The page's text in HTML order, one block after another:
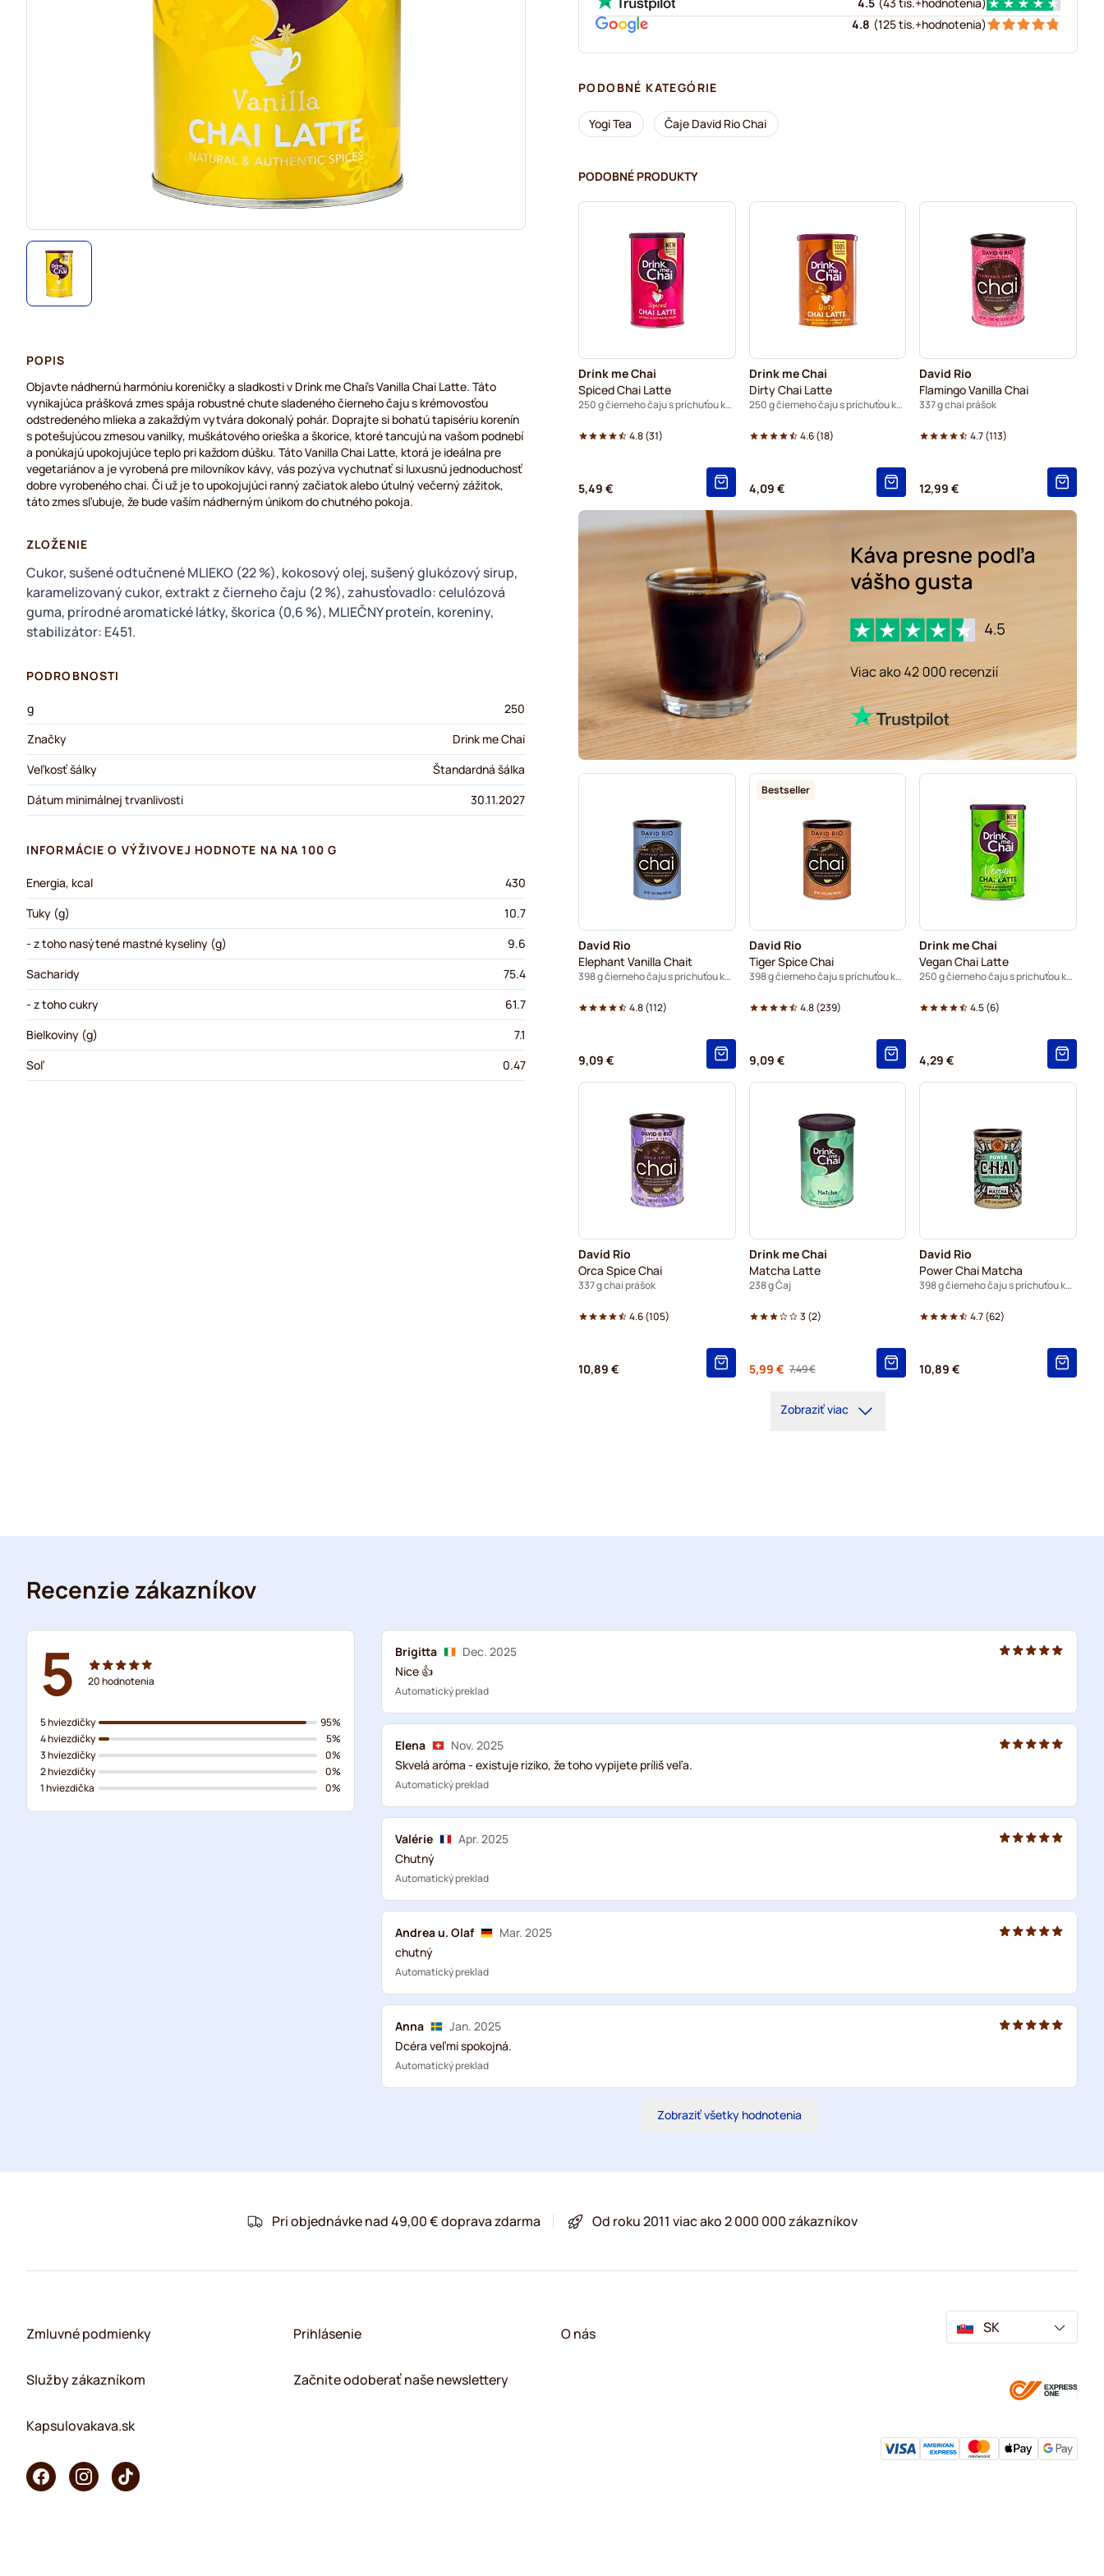
4.8 (125 tis.+hodnotenia)
PODOBNÉ KATEGÓRIE
Yogi Tea Čaje David Rio Chai
PODOBNÉ PRODUKTY
Drink me Chai
Spiced Chai Latte
250 g čierneho čaju s príchuťou korenín
4.8(31)
5,49 €
Drink me Chai
Dirty Chai Latte
250 g čierneho čaju s príchuťou korenín
4.6(18)
4,09 €
David Rio
Flamingo Vanilla Chai
337 g chai prášok
4.7(113)
12,99 €
David Rio
Elephant Vanilla Chait
398 g čierneho čaju s príchuťou korenín
4.8(112)
9,09 €
Bestseller
David Rio
Tiger Spice Chai
398 g čierneho čaju s príchuťou korenín
4.8(239)
9,09 €
Drink me Chai
Vegan Chai Latte
250 g čierneho čaju s príchuťou korenín
4.5(6)
4,29 €
David Rio
Orca Spice Chai
337 g chai prášok
4.6(105)
10,89 €
Drink me Chai
Matcha Latte
238 g Čaj
3 (2)
Regular Price
7,49 €
Od
5,99 €
David Rio
Power Chai Matcha
398 g čierneho čaju s príchuťou korenín
4.7(62)
10,89 €
Zobraziť viac
POPIS
Objavte nádhernú harmóniu koreničky a sladkosti v Drink me Chai's Vanilla Chai Latte. Táto
vynikajúca prášková zmes spája robustné chute sladeného čierneho čaju s krémovosťou
odstredeného mlieka a zakaždým vytvára dokonalý pohár. Doprajte si bohatú tapisériu korenín
s potešujúcou zmesou vanilky, muškátového orieška a škorice, ktoré tancujú na vašom podnebí
a ponúkajú upokojujúce teplo pri každom dúšku. Táto Vanilla Chai Latte, ktorá je ideálna pre
vegetariánov a je vyrobená pre milovníkov kávy, vás pozýva vychutnať si luxusnú jednoduchosť
dobre vyrobeného chai. Či už je to upokojujúci ranný začiatok alebo útulný večerný zážitok,
táto zmes sľubuje, že bude vaším nádherným únikom do chutného pokoja.
ZLOŽENIE
Cukor, sušené odtučnené MLIEKO (22 %), kokosový olej, sušený glukózový sirup,
karamelizovaný cukor, extrakt z čierneho čaju (2 %), zahusťovadlo: celulózová
guma, prírodné aromatické látky, škorica (0,6 %), MLIEČNY proteín, koreniny,
stabilizátor: E451.
PODROBNOSTI
g
250
Značky
Drink me Chai
Veľkosť šálky
Štandardná šálka
Dátum minimálnej trvanlivosti
30.11.2027
INFORMÁCIE O VÝŽIVOVEJ HODNOTE NA NA 100 G
Energia, kcal
430
Tuky (g)
10.7
- z toho nasýtené mastné kyseliny (g)
9.6
Sacharidy
75.4
- z toho cukry
61.7
Bielkoviny (g)
7.1
Soľ
0.47
Recenzie zákazníkov
5 20hodnotenia
5 hviezdičky
4 hviezdičky
3 hviezdičky
2 hviezdičky
1 hviezdička
95%
5%
0%
0%
0%
Brigitta
Dec. 2025
Nice 👍
Automatický preklad
Elena
Nov. 2025
Skvelá aróma - existuje riziko, že toho vypijete príliš veľa.
Automatický preklad
Valérie
Apr. 2025
Chutný
Automatický preklad
Andrea u. Olaf
Mar. 2025
chutný
Automatický preklad
Anna
Jan. 2025
Dcéra veľmi spokojná.
Automatický preklad
Zobraziť všetky hodnotenia
Pri objednávke nad 49,00 € doprava zdarma Od roku 2011 viac ako 2 000 000 zákazníkov
Zmluvné podmienky
Služby zákazníkom
Kapsulovakava.sk
Prihlásenie
Začnite odoberať naše newslettery
O nás SK